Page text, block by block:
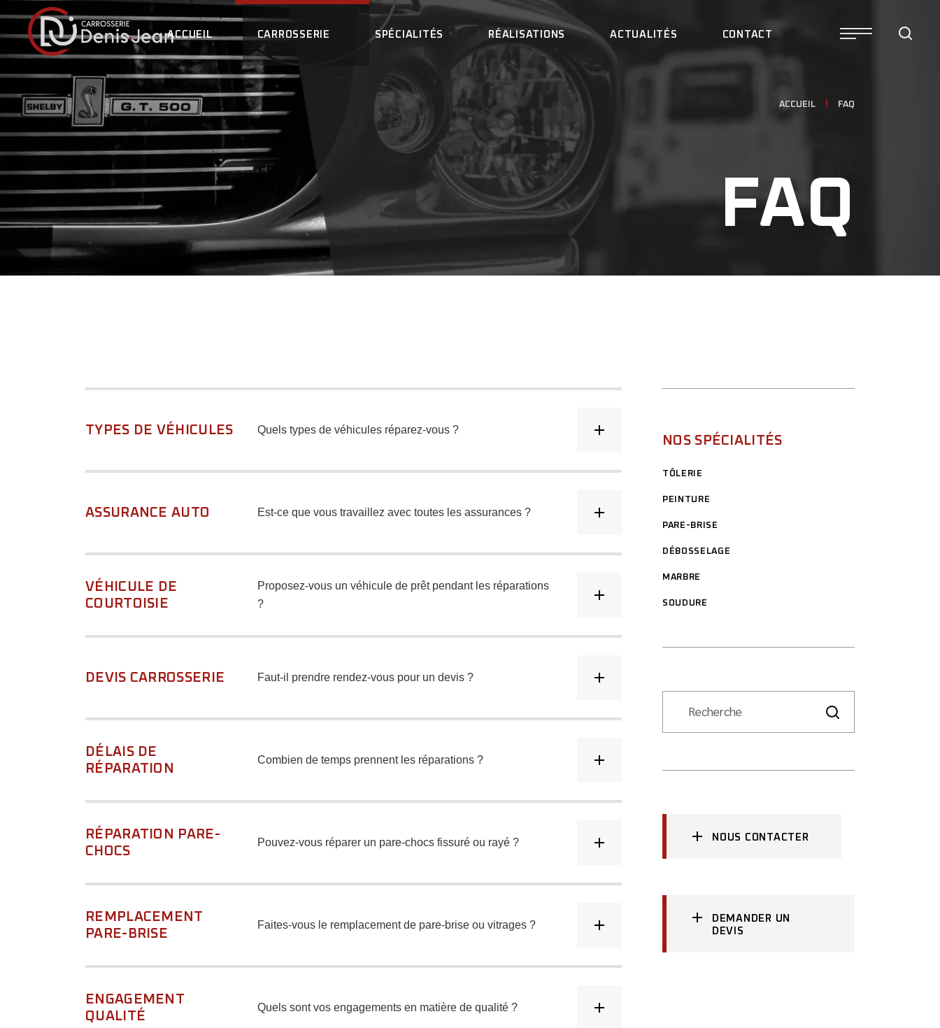
ACCUEIL CARROSSERIE
LA CARROSSERIE
L’ÉQUIPE
NOS ENGAGEMENTS
ILS PARLENT DE NOUS
RECRUTEMENT
SPÉCIALITÉS
LOCATION DE VÉHICULES
TÔLERIE
PARE-BRISE
DÉBOSSELAGE
RÉALISATIONS ACTUALITÉS CONTACT
ACCUEIL FAQ
FAQ
TYPES DE VÉHICULES Quels types de véhicules réparez-vous ?
ASSURANCE AUTO Est-ce que vous travaillez avec toutes les assurances ?
VÉHICULE DE
COURTOISIE
Proposez-vous un véhicule de prêt pendant les réparations
?
DEVIS CARROSSERIE Faut-il prendre rendez-vous pour un devis ?
DÉLAIS DE
RÉPARATION
Combien de temps prennent les réparations ?
RÉPARATION PARE-
CHOCS
Pouvez-vous réparer un pare-chocs fissuré ou rayé ?
REMPLACEMENT
PARE-BRISE
Faites-vous le remplacement de pare-brise ou vitrages ?
ENGAGEMENT
QUALITÉ
Quels sont vos engagements en matière de qualité ?
NOS SPÉCIALITÉS
TÔLERIE
PEINTURE
PARE-BRISE
DÉBOSSELAGE
MARBRE
SOUDURE
NOUS CONTACTER
DEMANDER UN
DEVIS